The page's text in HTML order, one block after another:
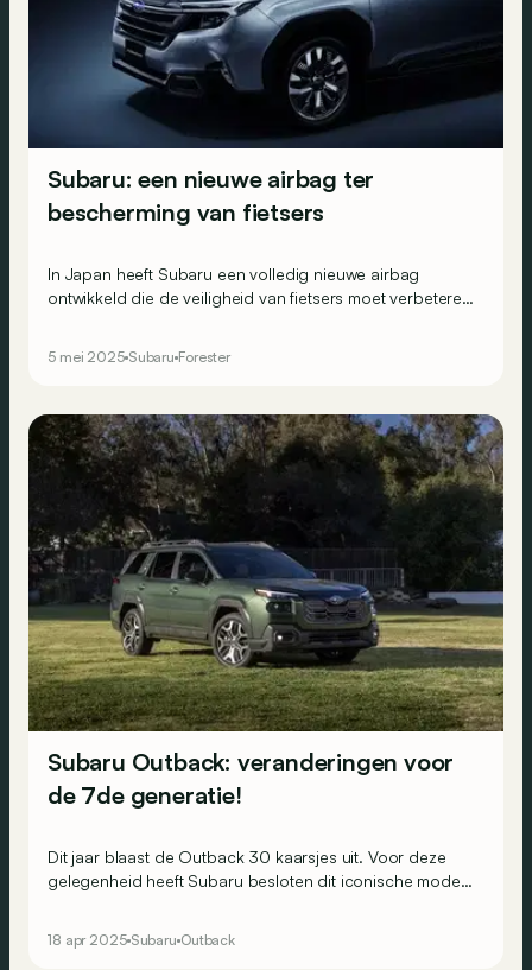
Subaru: een nieuwe airbag ter
bescherming van fietsers
In Japan heeft Subaru een volledig nieuwe airbag
ontwikkeld die de veiligheid van fietsers moet verbeteren
5 mei 2025 Subaru Forester
Subaru Outback: veranderingen voor
de 7de generatie!
Dit jaar blaast de Outback 30 kaarsjes uit. Voor deze
gelegenheid heeft Subaru besloten dit iconische model
18 apr 2025 Subaru Outback